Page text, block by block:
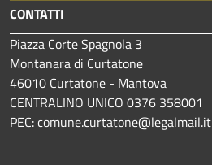
CONTATTI
Piazza Corte Spagnola 3
Montanara di Curtatone
46010 Curtatone - Mantova
CENTRALINO UNICO 0376 358001
PEC:comune.curtatone@legalmail.it